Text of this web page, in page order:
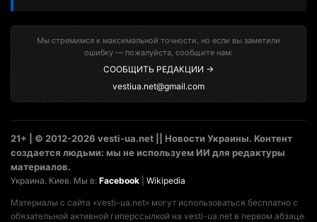
Мы стремимся к максимальной точности, но если вы заметили
ошибку — пожалуйста, сообщите нам:
СООБЩИТЬ РЕДАКЦИИ →
vestiua.net@gmail.com
21+ | © 2012-2026 vesti-ua.net || Новости Украины. Контент
создается людьми: мы не используем ИИ для редактуры
материалов.
Украина. Киев. Мы в: Facebook Wikipedia
Материалы с сайта «vesti-ua.net» могут использоваться бесплатно с
обязательной активной гиперссылкой на vesti-ua.net в первом абзаце.